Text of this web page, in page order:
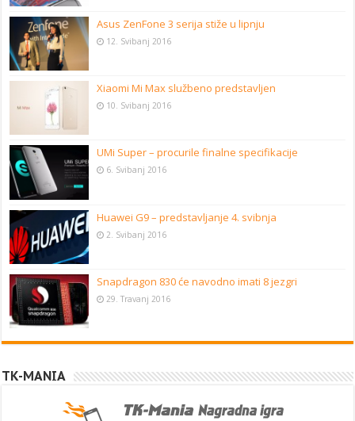
Asus ZenFone 3 serija stiže u lipnju
12. Svibanj 2016
Xiaomi Mi Max službeno predstavljen
10. Svibanj 2016
UMi Super – procurile finalne specifikacije
6. Svibanj 2016
Huawei G9 – predstavljanje 4. svibnja
2. Svibanj 2016
Snapdragon 830 će navodno imati 8 jezgri
29. Travanj 2016
TK-MANIA